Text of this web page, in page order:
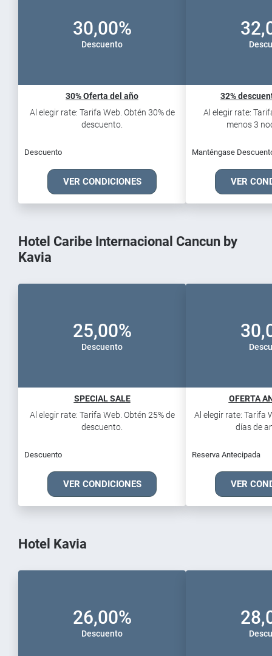
30,00%
Descuento
30% Oferta del año
Al elegir rate: Tarifa Web. Obtén 30% de
descuento.
Descuento
VER CONDICIONES
32%
Al elegir rate:
menos 3
Manténgase
VER
Hotel Caribe Internacional Cancun by
Kavia
25,00%
Descuento
SPECIAL SALE
Al elegir rate: Tarifa Web. Obtén 25% de
descuento.
Descuento
VER CONDICIONES
OFERTA
Al elegir rate: Tarifa
días de
Reserva Antecipada
VER
Hotel Kavia
26,00%
Descuento